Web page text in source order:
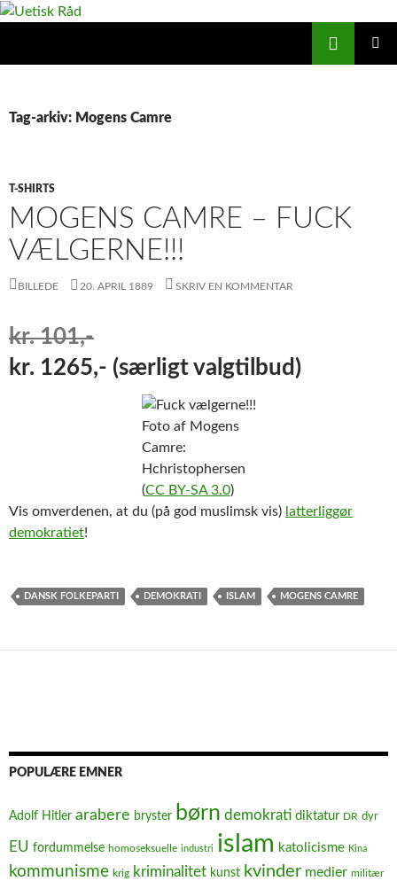
Hop
Tag-arkiv: Mogens Camre
T-SHIRTS
MOGENS CAMRE – FUCK
VÆLGERNE!!!
BILLEDE 20. APRIL 1889 SKRIV EN KOMMENTAR
kr. 101,-
kr. 1265,- (særligt valgtilbud)
Foto af Mogens
Camre:
Hchristophersen
(CC BY-SA 3.0)
Vis omverdenen, at du (på god muslimsk vis) latterliggør
demokratiet!
DANSK FOLKEPARTI DEMOKRATI ISLAM MOGENS CAMRE
POPULÆRE EMNER
Adolf Hitler arabere bryster børn demokrati diktatur DR dyr
EU fordummelse homoseksuelle industri islam katolicisme Kina
kommunisme krig kriminalitet kunst kvinder medier militær